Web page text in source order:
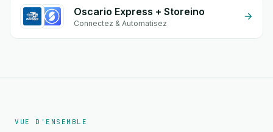
Oscario Express + Storeino
Connectez & Automatisez
VUE D'ENSEMBLE